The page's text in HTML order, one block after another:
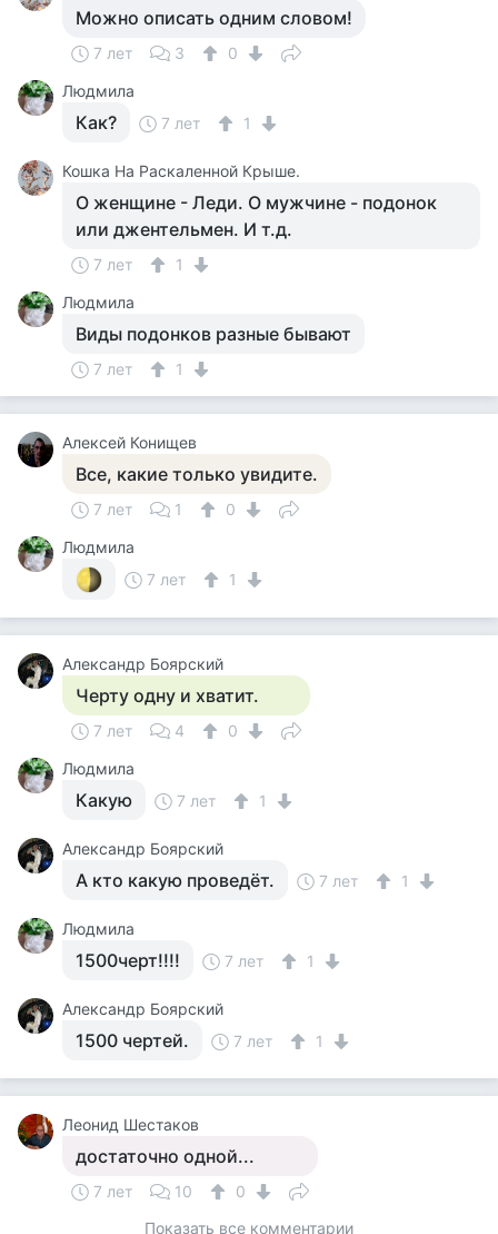
Можно описать одним словом!
7 лет 3
0
Людмила
Как? 7 лет 1
Кошка На Раскаленной Крыше.
О женщине - Леди. О мужчине - подонок
или джентельмен. И т.д.
7 лет
1
Людмила
Виды подонков разные бывают
7 лет 1
Алексей Конищев
Все, какие только увидите.
7 лет 1
0
Людмила
7 лет
1
Александр Боярский
Черту одну и хватит.
7 лет 4
0
Людмила
Какую 7 лет 1
Александр Боярский
А кто какую проведёт. 7 лет 1
Людмила
1500черт!!!! 7 лет 1
Александр Боярский
1500 чертей. 7 лет 1
Леонид Шестаков
достаточно одной...
7 лет 10
0
Показать все комментарии